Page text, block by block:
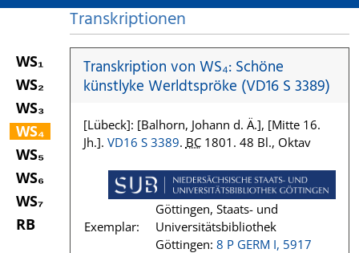
WS₁
WS₂
WS₃
WS₄
WS₅
WS₆
WS₇
RB
Transkriptionen
Transkription von WS₄: Schöne
künstlyke Werldtspröke (VD16 S 3389)
[Lübeck]: [Balhorn, Johann d. Ä.], [Mitte 16.
Jh.]. VD16 S 3389. BC1801. 48 Bl., Oktav
Exemplar:
Göttingen, Staats- und
Universitätsbibliothek
Göttingen: 8 P GERM I, 5917